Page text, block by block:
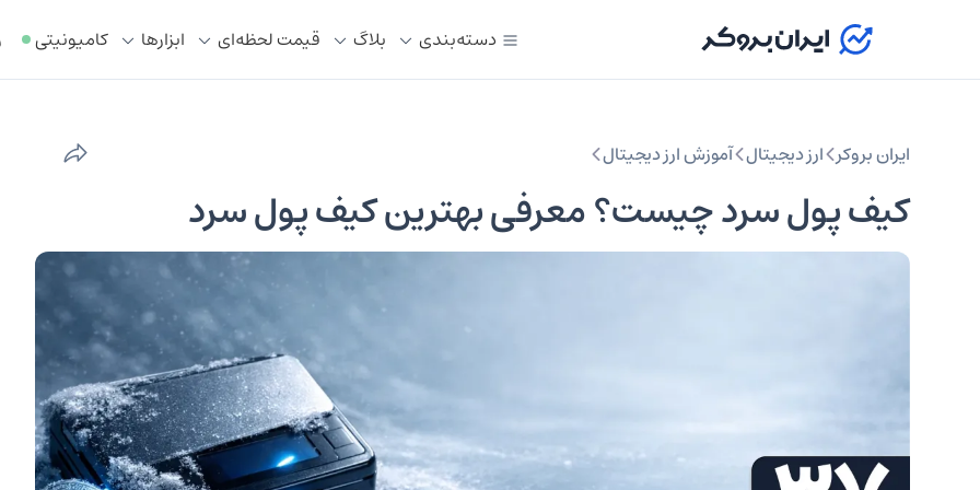
دسته‌بندی بلاگ قیمت لحظه‌ای ابزار‌ها کامیونیتی
ایران بروکر ارز دیجیتال آموزش ارز دیجیتال
کیف پول سرد چیست؟ معرفی بهترین کیف پول سرد